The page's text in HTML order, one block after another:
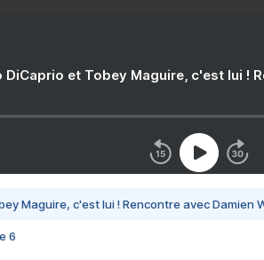
DiCaprio et Tobey Maguire, c'est lui !
Maguire, c'est lui ! Rencontre avec Damien
6